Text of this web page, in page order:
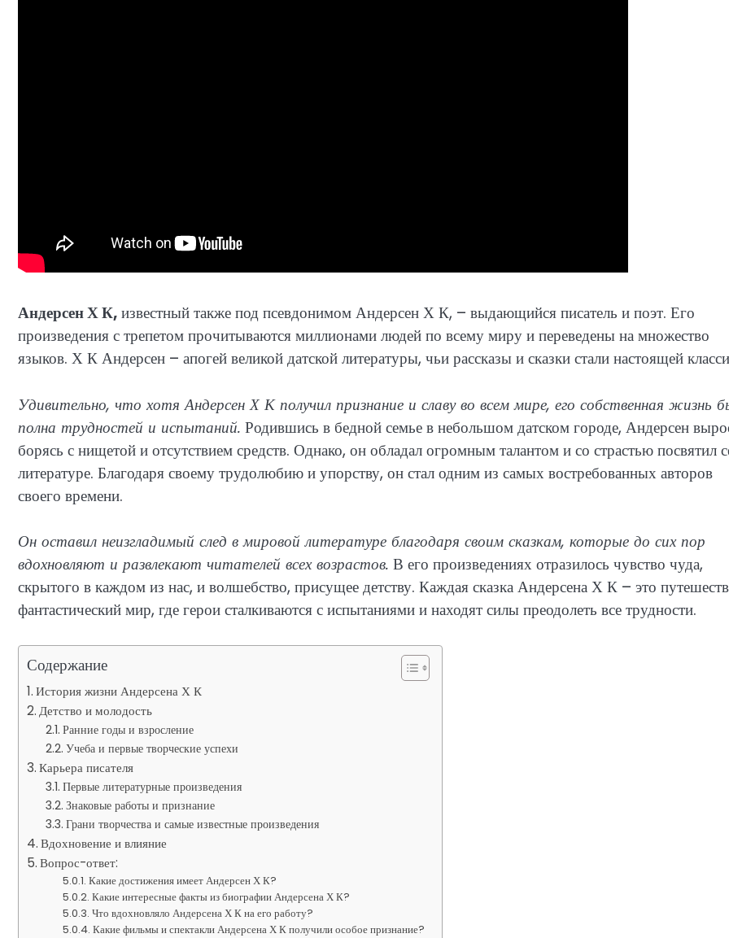
Андерсен Х К,известный также под псевдонимом Андерсен Х К, – выдающийся писатель и поэт. Его
произведения с трепетом прочитываются миллионами людей по всему миру и переведены на множество
языков. Х К Андерсен – апогей великой датской литературы, чьи рассказы и сказки стали настоящей
Удивительно, что хотя Андерсен Х К получил признание и славу во всем мире, его собственная жизнь
полна трудностей и испытаний. Родившись в бедной семье в небольшом датском городе, Андерсен
борясь с нищетой и отсутствием средств. Однако, он обладал огромным талантом и со страстью посвятил
литературе. Благодаря своему трудолюбию и упорству, он стал одним из самых востребованных авторов
своего времени.
Он оставил неизгладимый след в мировой литературе благодаря своим сказкам, которые до сих пор
вдохновляют и развлекают читателей всех возрастов. В его произведениях отразилось чувство чуда,
скрытого в каждом из нас, и волшебство, присущее детству. Каждая сказка Андерсена Х К – это
фантастический мир, где герои сталкиваются с испытаниями и находят силы преодолеть все трудности.
Содержание
История жизни Андерсена Х К
Детство и молодость
Ранние годы и взросление
Учеба и первые творческие успехи
Карьера писателя
Первые литературные произведения
Знаковые работы и признание
Грани творчества и самые известные произведения
Вдохновение и влияние
Вопрос-ответ:
Какие достижения имеет Андерсен Х К?
Какие интересные факты из биографии Андерсена Х К?
Что вдохновляло Андерсена Х К на его работу?
Какие фильмы и спектакли Андерсена Х К получили особое признание?